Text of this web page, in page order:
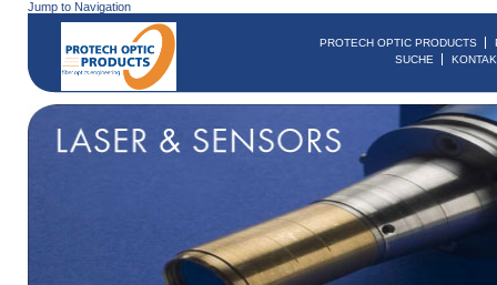
Jump to Navigation
PROTECH OPTIC PRODUCTS
SUCHE